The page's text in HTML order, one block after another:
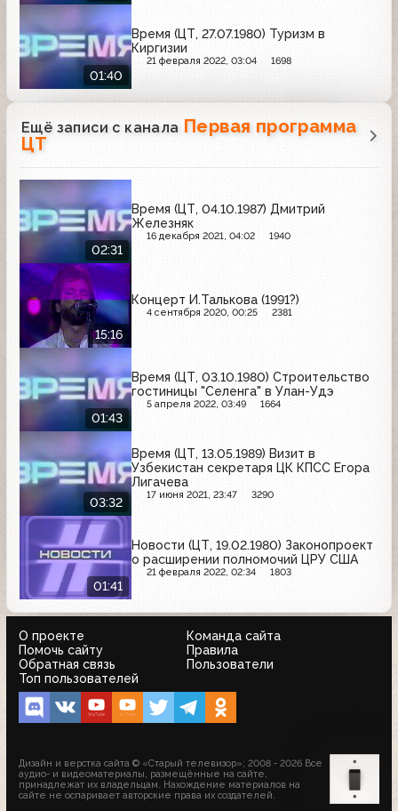
01:40
Время (ЦТ, 27.07.1980) Туризм в
Киргизии
21 февраля 2022, 03:04 1698
Ещё записи с канала Первая программа
ЦТ
02:31
Время (ЦТ, 04.10.1987) Дмитрий
Железняк
16 декабря 2021, 04:02 1940
15:16
Концерт И.Талькова (1991?)
4 сентября 2020, 00:25 2381
01:43
Время (ЦТ, 03.10.1980) Строительство
гостиницы "Селенга" в Улан-Удэ
5 апреля 2022, 03:49 1664
03:32
Время (ЦТ, 13.05.1989) Визит в
Узбекистан секретаря ЦК КПСС Егора
Лигачева
17 июня 2021, 23:47 3290
01:41
Новости (ЦТ, 19.02.1980) Законопроект
о расширении полномочий ЦРУ США
21 февраля 2022, 02:34 1803
О проекте
Команда сайта
Помочь сайту
Правила
Обратная связь
Пользователи
Топ пользователей
Дизайн и верстка сайта © «Старый телевизор»; 2008 - 2026 Все
аудио- и видеоматериалы, размещённые на сайте,
принадлежат их владельцам. Нахождение материалов на
сайте не оспаривает авторские права их создателей.